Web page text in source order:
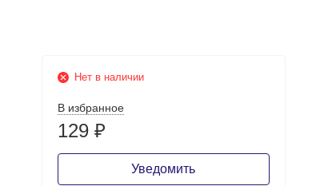
Нет в наличии
В избранное
129 ₽
Уведомить